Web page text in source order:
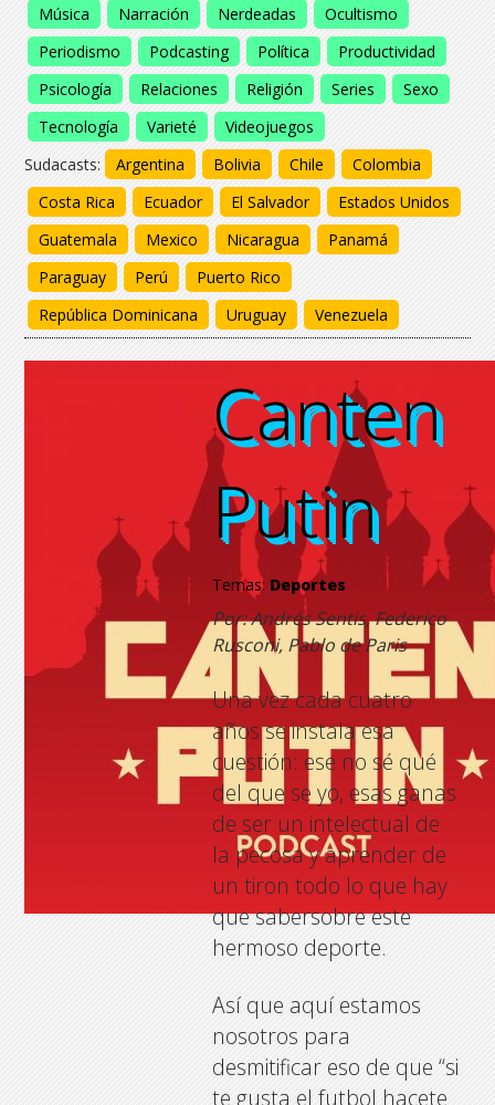
Música
Narración Nerdeadas
Ocultismo
Periodismo
Podcasting Política
Productividad
Psicología
Relaciones Religión Series
Sexo
Tecnología
Varieté
Videojuegos
Sudacasts:
Argentina Bolivia Chile
Colombia
Costa Rica
Ecuador El Salvador
Estados Unidos
Guatemala
Mexico Nicaragua
Panamá
Paraguay
Perú
Puerto Rico
República Dominicana
Uruguay Venezuela
Canten
Putin
Canten
Putin
Canten
Putin
Canten
Putin
Temas: Deportes
Por: Andrés Sentis, Federico
Rusconi, Pablo de Paris
Una vez cada cuatro
años se instala esa
cuestión: ese no sé qué
del que se yo, esas ganas
de ser un intelectual de
la pecosa y aprender de
un tiron todo lo que hay
que sabersobre este
hermoso deporte.
Así que aquí estamos
nosotros para
desmitificar eso de que “si
te gusta el futbol hacete